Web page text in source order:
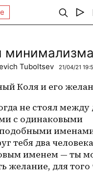
минимализма
Tuboltsev 21/04/21
Коля и его
не стоял между
с одинаковыми
тебя два человека
именем — ты
желание, для того